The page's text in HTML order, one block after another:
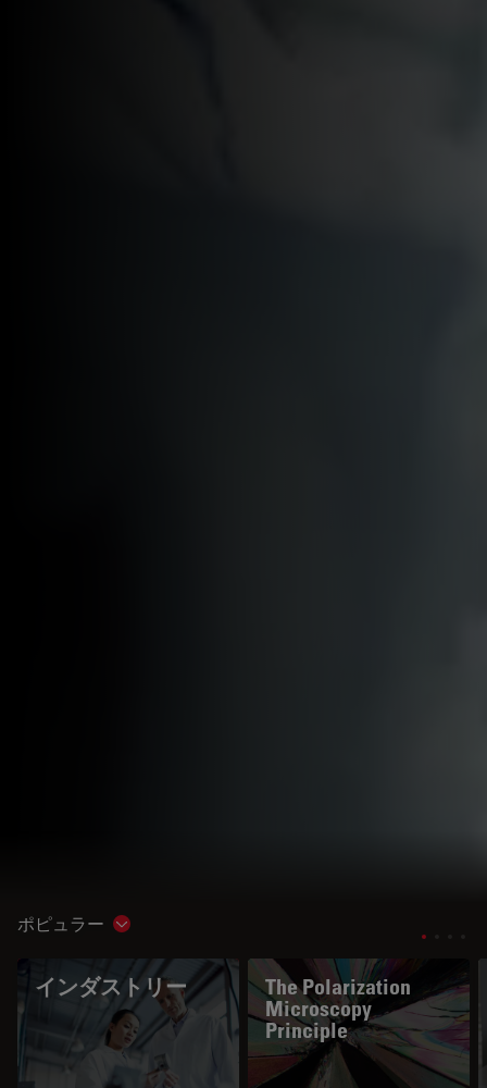
ポピュラー Show subnavigation
インダストリー
The Polarization
Microscopy
Principle